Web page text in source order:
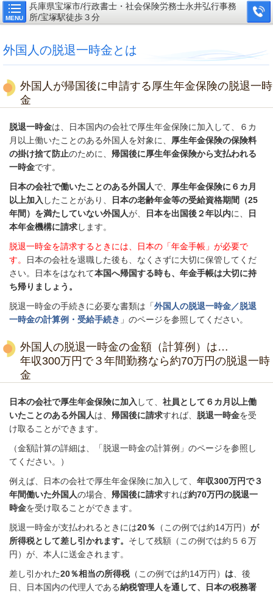
MENU
兵庫県宝塚市/行政書士・社会保険労務士永井弘行事務
所/宝塚駅徒歩３分
外国人の脱退一時金とは
外国人が帰国後に申請する厚生年金保険の脱退一時
金
脱退一時金は、日本国内の会社で厚生年金保険に加入して、６カ
月以上働いたことのある外国人を対象に、 厚生年金保険の保険料
の掛け捨て防止のために、 帰国後に厚生年金保険から支払われる
一時金です。
日本の会社で働いたことのある外国人で、 厚生年金保険に６カ月
以上加入 したことがあり、
日本の老齢年金等の受給資格期間（25
年間）を満たしていない外国人が、 日本を出国後２年以内に、
日
本年金機構に請求します。
脱退一時金を請求するときには、日本の「年金手帳」が必要で
す。
日本の会社を退職した後も、なくさずに大切に保管してくだ
さい。日本をはなれて本国へ帰国する時も、年金手帳は大切に持
ち帰りましょう。
脱退一時金の手続きに必要な書類は「外国人の脱退一時金／脱退
一時金の計算例・受給手続き 」のページを参照してください。
外国人の脱退一時金の金額（計算例）は…
年収300万円で３年間勤務なら約70万円の脱退一時
金
日本の会社で厚生年金保険に加入 して、 社員として６カ月以上働
いたことのある外国人は、 帰国後に請求すれば、 脱退一時金を受
け取ることができます。
（金額計算の詳細は、「脱退一時金の計算例」のページを参照し
てください。）
例えば、日本の会社で厚生年金保険に加入して、 年収300万円で３
年間働いた外国人の場合、 帰国後に請求すれば約70万円の脱退一
時金を受け取ることができます。
脱退一時金が支払われるときには20％ （この例では約14万円） が
所得税として差し引かれます。 そして残額（この例では約５６万
円）が、本人に送金されます。
差し引かれた20％相当の所得税（この例では約14万円） は 、後
日、日本国内の代理人である納税管理人を通して、日本の税務署